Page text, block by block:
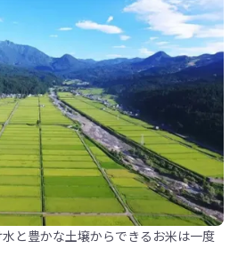
と豊かな土壌からできるお米は一度